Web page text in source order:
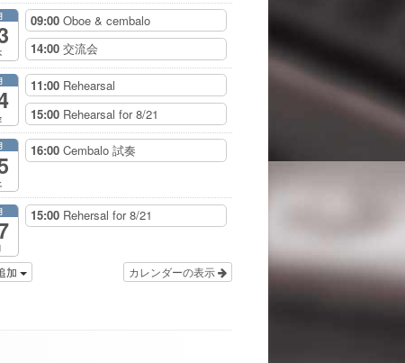
09:00 Oboe & cembalo
14:00 交流会
11:00 Rehearsal
15:00 Rehearsal for 8/21
16:00 Cembalo 試奏
15:00 Rehersal for 8/21
カレンダーの表示
加